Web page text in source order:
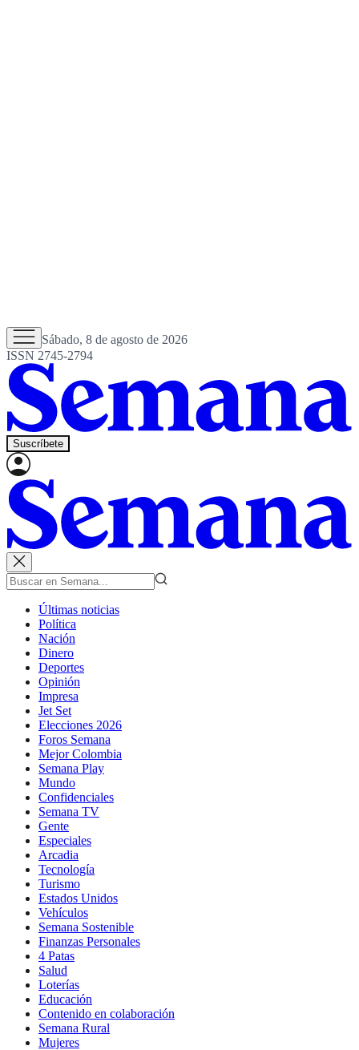
Sábado, 8 de agosto de 2026
ISSN 2745-2794
Suscríbete
Últimas noticias
Política
Nación
Dinero
Deportes
Opinión
Impresa
Jet Set
Elecciones 2026
Foros Semana
Mejor Colombia
Semana Play
Mundo
Confidenciales
Semana TV
Gente
Especiales
Arcadia
Tecnología
Turismo
Estados Unidos
Vehículos
Semana Sostenible
Finanzas Personales
4 Patas
Salud
Loterías
Educación
Contenido en colaboración
Semana Rural
Mujeres